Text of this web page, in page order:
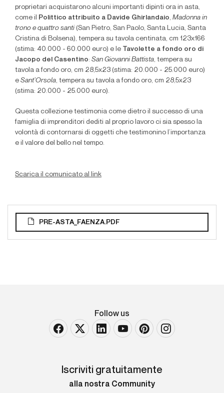
PRE-ASTA_FAENZA.PDF
proprietari acquistarono alcuni importanti dipinti ora in asta,
come il
Polittico attribuito a Davide Ghirlandaio, Madonna in
trono e quattro santi (San Pietro, San Paolo, Santa Lucia, Santa
Cristina di Bolsena), tempera su tavola centinata, cm 123x166
(stima: 40.000 - 60.000 euro) e le Tavolette a fondo oro di
Jacopo del Casentino: San Giovanni Battista, tempera su
tavola a fondo oro, cm 28,5x23 (stima: 20.000 - 25.000 euro)
e Sant’Orsola, tempera su tavola a fondo oro, cm 28,5x23
(stima: 20.000 - 25.000 euro).
Questa collezione testimonia come dietro il successo di una
famiglia di imprenditori dediti al proprio lavoro ci sia spesso la
volontà di contornarsi di oggetti che testimonino l’importanza
e il valore del bello nel tempo.
Scarica il comunicato al link
Follow us
Iscriviti gratuitamente
alla nostra Community